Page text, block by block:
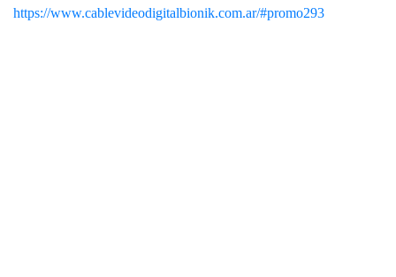
https://www.cablevideodigitalbionik.com.ar/#promo293